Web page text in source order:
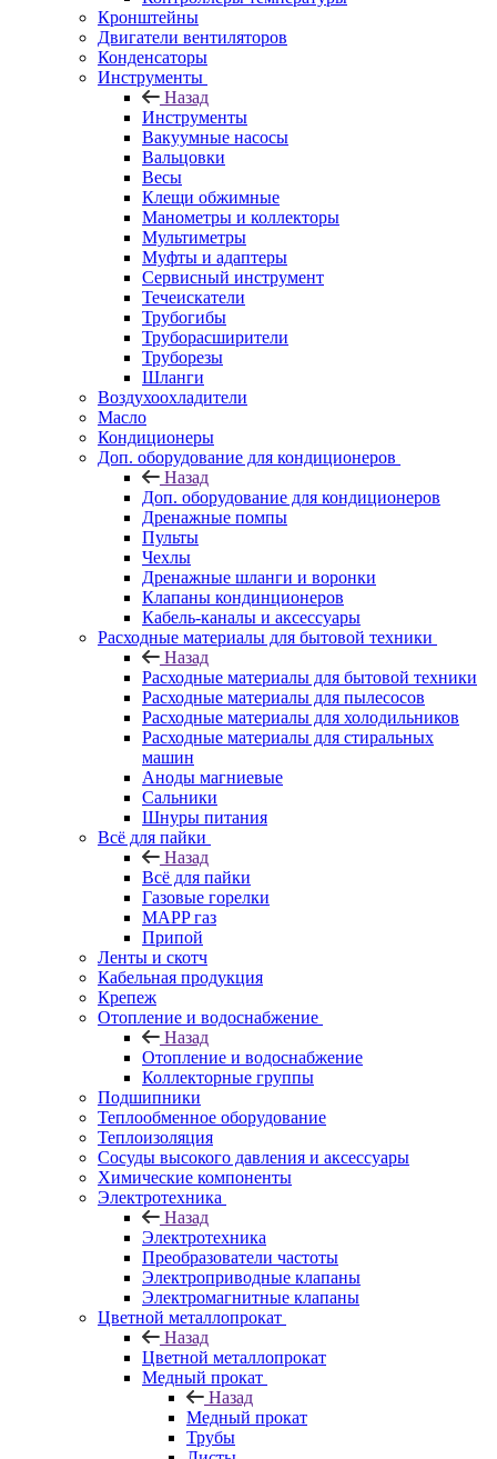
Кронштейны
Двигатели вентиляторов
Конденсаторы
Инструменты
Назад
Инструменты
Вакуумные насосы
Вальцовки
Весы
Клещи обжимные
Манометры и коллекторы
Мультиметры
Муфты и адаптеры
Сервисный инструмент
Течеискатели
Трубогибы
Труборасширители
Труборезы
Шланги
Воздухоохладители
Масло
Кондиционеры
Доп. оборудование для кондиционеров
Назад
Доп. оборудование для кондиционеров
Дренажные помпы
Пульты
Чехлы
Дренажные шланги и воронки
Клапаны кондинционеров
Кабель-каналы и аксессуары
Расходные материалы для бытовой техники
Назад
Расходные материалы для бытовой техники
Расходные материалы для пылесосов
Расходные материалы для холодильников
Расходные материалы для стиральных
машин
Аноды магниевые
Сальники
Шнуры питания
Всё для пайки
Назад
Всё для пайки
Газовые горелки
MAPP газ
Припой
Ленты и скотч
Кабельная продукция
Крепеж
Отопление и водоснабжение
Назад
Отопление и водоснабжение
Коллекторные группы
Подшипники
Теплообменное оборудование
Теплоизоляция
Сосуды высокого давления и аксессуары
Химические компоненты
Электротехника
Назад
Электротехника
Преобразователи частоты
Электроприводные клапаны
Электромагнитные клапаны
Цветной металлопрокат
Назад
Цветной металлопрокат
Медный прокат
Назад
Медный прокат
Трубы